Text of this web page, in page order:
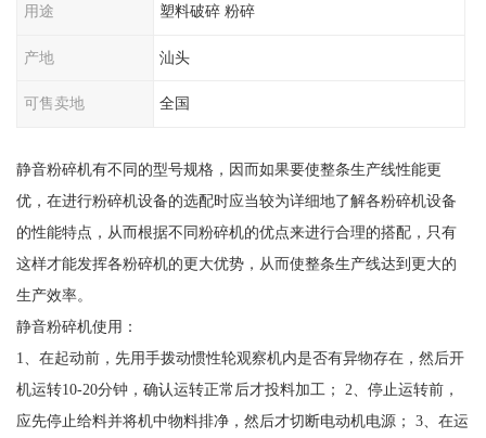
用途 塑料破碎 粉碎
产地 汕头
可售卖地 全国
静音粉碎机有不同的型号规格，因而如果要使整条生产线性能更
优，在进行粉碎机设备的选配时应当较为详细地了解各粉碎机设备
的性能特点，从而根据不同粉碎机的优点来进行合理的搭配，只有
这样才能发挥各粉碎机的更大优势，从而使整条生产线达到更大的
生产效率。
静音粉碎机使用：
1、在起动前，先用手拨动惯性轮观察机内是否有异物存在，然后开
机运转10-20分钟，确认运转正常后才投料加工； 2、停止运转前，
应先停止给料并将机中物料排净，然后才切断电动机电源； 3、在运